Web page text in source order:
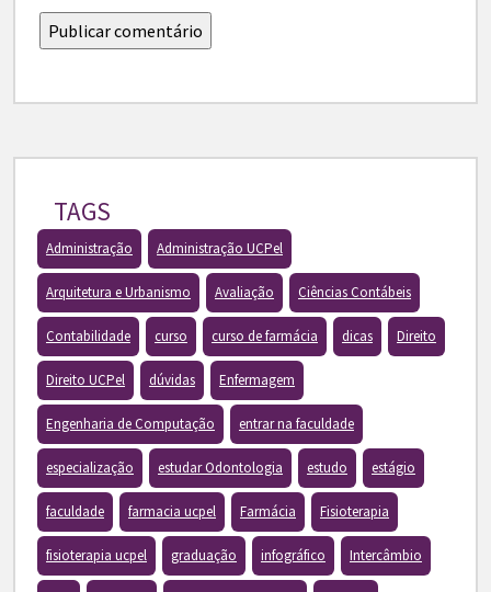
TAGS
Administração Administração UCPel
Arquitetura e Urbanismo Avaliação Ciências Contábeis
Contabilidade curso curso de farmácia dicas Direito
Direito UCPel dúvidas Enfermagem
Engenharia de Computação entrar na faculdade
especialização estudar Odontologia estudo estágio
faculdade farmacia ucpel Farmácia Fisioterapia
fisioterapia ucpel graduação infográfico Intercâmbio